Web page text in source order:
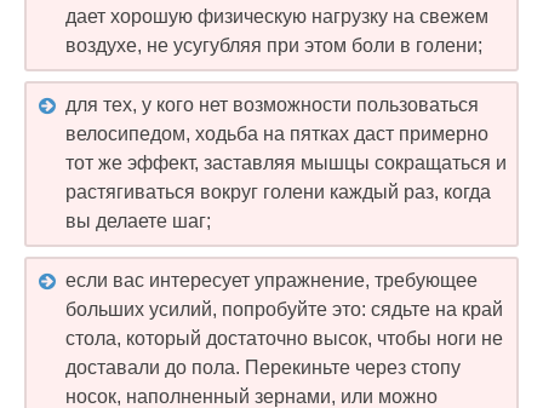
дает хорошую физическую нагрузку на свежем
воздухе, не усугубляя при этом боли в голени;
для тех, у кого нет возможности пользоваться
велосипедом, ходьба на пятках даст примерно
тот же эффект, заставляя мышцы сокращаться и
растягиваться вокруг голени каждый раз, когда
вы делаете шаг;
если вас интересует упражнение, требующее
больших усилий, попробуйте это: сядьте на край
стола, который достаточно высок, чтобы ноги не
доставали до пола. Перекиньте через стопу
носок, наполненный зернами, или можно